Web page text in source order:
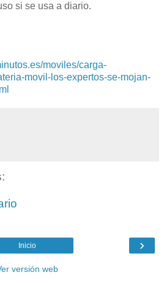
si se usa a diario.
moviles/carga-
movil-los-expertos-se-mojan-
›
Inicio
versión web